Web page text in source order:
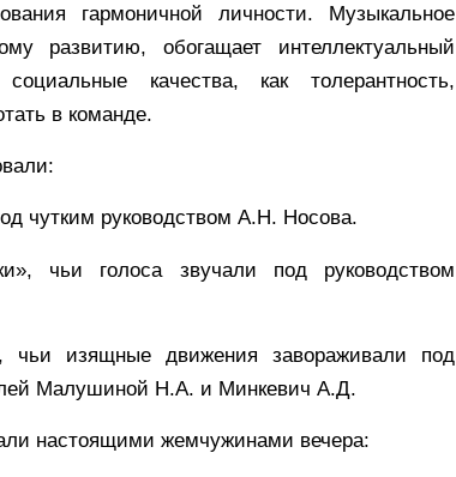
гармоничной личности. Музыкальное
развитию, обогащает интеллектуальный
качества, как толерантность,
в команде.
чутким руководством А.Н. Носова.
чьи голоса звучали под руководством
чьи изящные движения завораживали под
Малушиной Н.А. и Минкевич А.Д.
настоящими жемчужинами вечера: